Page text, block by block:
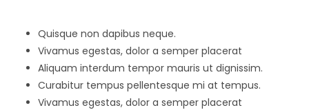
Quisque non dapibus neque.
Vivamus egestas, dolor a semper placerat
Aliquam interdum tempor mauris ut dignissim.
Curabitur tempus pellentesque mi at tempus.
Vivamus egestas, dolor a semper placerat